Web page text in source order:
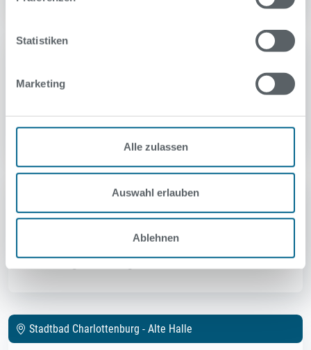
Statistiken
Marketing
Alle zulassen
Auswahl erlauben
Ablehnen
Schwimmhalle Kaulsdorf
Derzeit keine aktuellen Termine
Schwimmhalle Sewanstraße
Derzeit keine aktuellen Termine
Kinder
Stadtbad Charlottenburg - Alte Halle